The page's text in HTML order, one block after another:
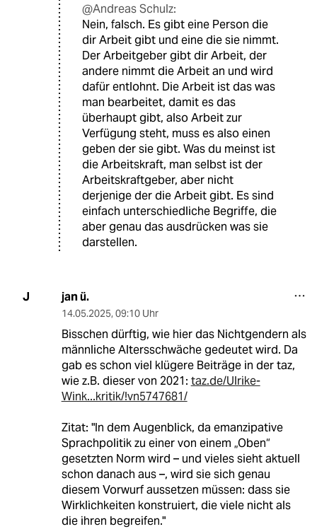
@Andreas Schulz:
Nein, falsch. Es gibt eine Person die
dir Arbeit gibt und eine die sie nimmt.
Der Arbeitgeber gibt dir Arbeit, der
andere nimmt die Arbeit an und wird
dafür entlohnt. Die Arbeit ist das was
man bearbeitet, damit es das
überhaupt gibt, also Arbeit zur
Verfügung steht, muss es also einen
geben der sie gibt. Was du meinst ist
die Arbeitskraft, man selbst ist der
Arbeitskraftgeber, aber nicht
derjenige der die Arbeit gibt. Es sind
einfach unterschiedliche Begriffe, die
aber genau das ausdrücken was sie
darstellen.
J jan ü.
14.05.2025, 09:10 Uhr
Bisschen dürftig, wie hier das Nichtgendern als
männliche Altersschwäche gedeutet wird. Da
gab es schon viel klügere Beiträge in der taz,
wie z.B. dieser von 2021: taz.de/Ulrike-
Wink...kritik/!vn5747681/
Zitat: "In dem Augenblick, da emanzipative
Sprachpolitik zu einer von einem „Oben“
gesetzten Norm wird – und vieles sieht aktuell
schon danach aus –, wird sie sich genau
diesem Vorwurf aussetzen müssen: dass sie
Wirklichkeiten konstruiert, die viele nicht als
die ihren begreifen."